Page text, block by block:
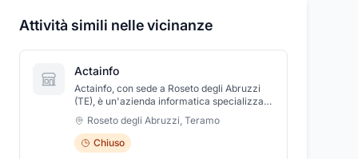
Attività simili nelle vicinanze
Actainfo
Actainfo, con sede a Roseto degli Abruzzi
(TE), è un'azienda informatica specializzata
nell'offerta di servizi digitali per la Pubblica
Amministrazione e le Imprese. Il focus
principale dell'attività è duplice: da un lato,
l'implementazione e la gestione di soluzioni
Roseto degli Abruzzi, Teramo
Chiuso